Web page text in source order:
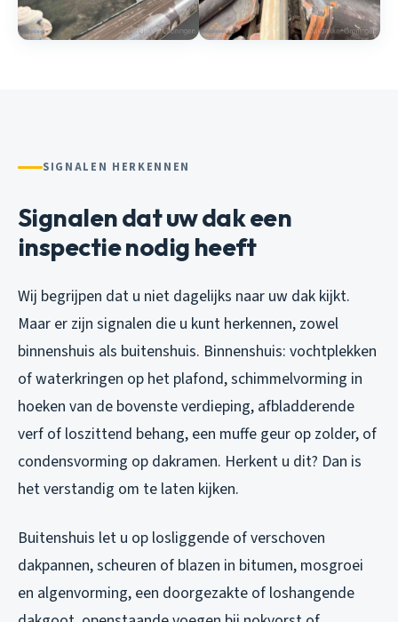
SIGNALEN HERKENNEN
Signalen dat uw dak een
inspectie nodig heeft
Wij begrijpen dat u niet dagelijks naar uw dak kijkt.
Maar er zijn signalen die u kunt herkennen, zowel
binnenshuis als buitenshuis. Binnenshuis: vochtplekken
of waterkringen op het plafond, schimmelvorming in
hoeken van de bovenste verdieping, afbladderende
verf of loszittend behang, een muffe geur op zolder, of
condensvorming op dakramen. Herkent u dit? Dan is
het verstandig om te laten kijken.
Buitenshuis let u op losliggende of verschoven
dakpannen, scheuren of blazen in bitumen, mosgroei
en algenvorming, een doorgezakte of loshangende